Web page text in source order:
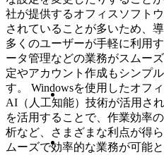
社が提供するオフィスソフト
されていることが多いため、
多くのユーザーが手軽に利用
ータ管理などの業務がスムー
定やアカウント作成もシンプ
す。 Windowsを使用したオフ
AI（人工知能）技術が活用さ
を活用することで、作業効率
析など、さまざまな利点が得
ムーズで効率的な業務が可能